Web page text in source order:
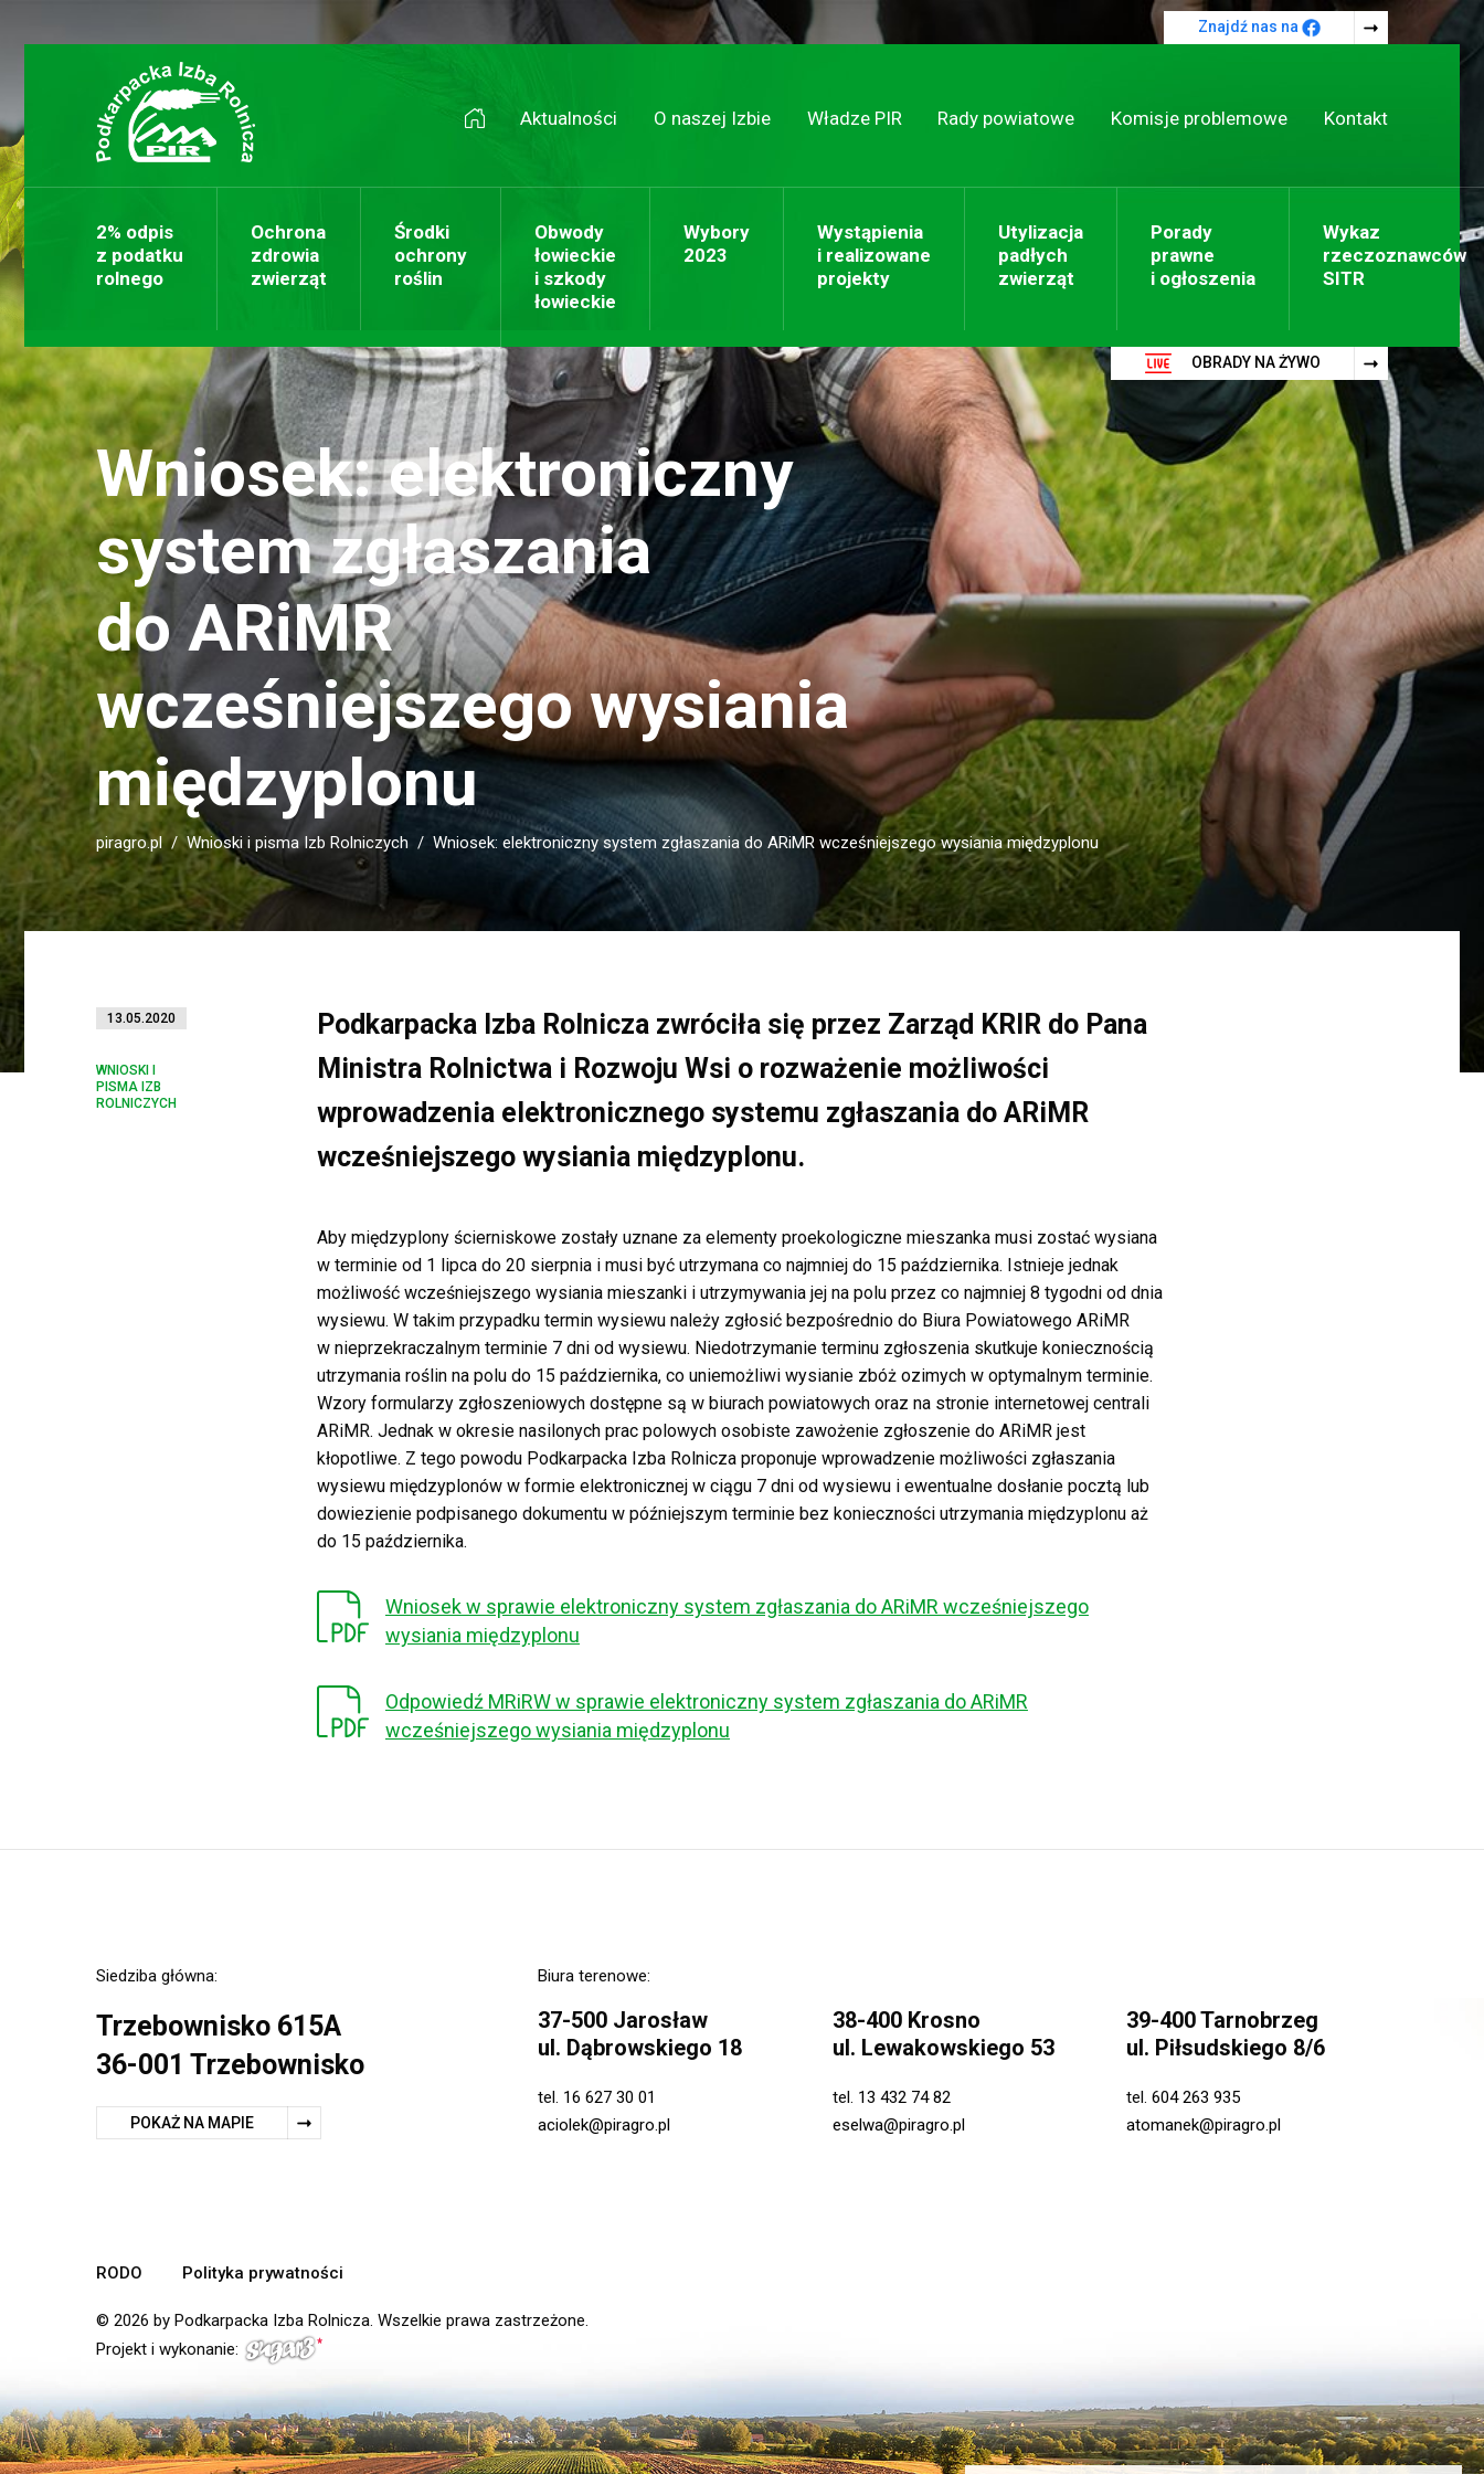
Aktualności O naszej Izbie Władze PIR Rady powiatowe Komisje problemowe Kontakt
2% odpis
z podatku
rolnego
Ochrona
zdrowia
zwierząt
Środki
ochrony
roślin
Obwody
łowieckie
i szkody
łowieckie
Wybory
2023
Wystąpienia
i realizowane
projekty
Utylizacja
padłych
zwierząt
Porady
prawne
i ogłoszenia
Wykaz
rzeczoznawców
SITR
Znajdź nas na
OBRADY NA ŻYWO
Wniosek: elektroniczny
system zgłaszania
do ARiMR
wcześniejszego wysiania
międzyplonu
piragro.pl Wnioski i pisma Izb Rolniczych Wniosek: elektroniczny system zgłaszania do ARiMR wcześniejszego wysiania międzyplonu
13.05.2020
WNIOSKI I
PISMA IZB
ROLNICZYCH
Podkarpacka Izba Rolnicza zwróciła się przez Zarząd KRIR do Pana
Ministra Rolnictwa i Rozwoju Wsi o rozważenie możliwości
wprowadzenia elektronicznego systemu zgłaszania do ARiMR
wcześniejszego wysiania międzyplonu.
Aby międzyplony ścierniskowe zostały uznane za elementy proekologiczne mieszanka musi zostać wysiana
w terminie od 1 lipca do 20 sierpnia i musi być utrzymana co najmniej do 15 października. Istnieje jednak
możliwość wcześniejszego wysiania mieszanki i utrzymywania jej na polu przez co najmniej 8 tygodni od dnia
wysiewu. W takim przypadku termin wysiewu należy zgłosić bezpośrednio do Biura Powiatowego ARiMR
w nieprzekraczalnym terminie 7 dni od wysiewu. Niedotrzymanie terminu zgłoszenia skutkuje koniecznością
utrzymania roślin na polu do 15 października, co uniemożliwi wysianie zbóż ozimych w optymalnym terminie.
Wzory formularzy zgłoszeniowych dostępne są w biurach powiatowych oraz na stronie internetowej centrali
ARiMR. Jednak w okresie nasilonych prac polowych osobiste zawożenie zgłoszenie do ARiMR jest
kłopotliwe. Z tego powodu Podkarpacka Izba Rolnicza proponuje wprowadzenie możliwości zgłaszania
wysiewu międzyplonów w formie elektronicznej w ciągu 7 dni od wysiewu i ewentualne dosłanie pocztą lub
dowiezienie podpisanego dokumentu w późniejszym terminie bez konieczności utrzymania międzyplonu aż
do 15 października.
Wniosek w sprawie elektroniczny system zgłaszania do ARiMR wcześniejszego
wysiania międzyplonu
Odpowiedź MRiRW w sprawie elektroniczny system zgłaszania do ARiMR
wcześniejszego wysiania międzyplonu
Siedziba główna:
Trzebownisko 615A
36-001 Trzebownisko
POKAŻ NA MAPIE
Biura terenowe:
37-500 Jarosław
ul. Dąbrowskiego 18
tel. 16 627 30 01
aciolek@piragro.pl
38-400 Krosno
ul. Lewakowskiego 53
tel. 13 432 74 82
eselwa@piragro.pl
39-400 Tarnobrzeg
ul. Piłsudskiego 8/6
tel.604 263 935
atomanek@piragro.pl
RODO Polityka prywatności
© 2026 by Podkarpacka Izba Rolnicza. Wszelkie prawa zastrzeżone.
Projekt i wykonanie: